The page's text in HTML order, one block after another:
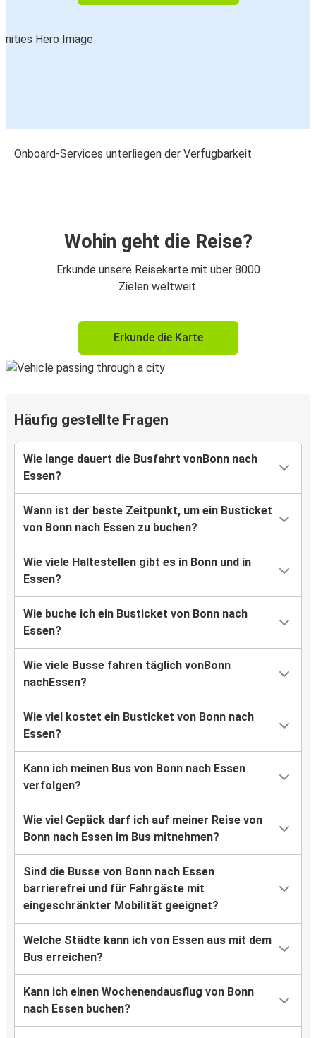
Onboard-Services unterliegen der Verfügbarkeit
Wohin geht die Reise?
Erkunde unsere Reisekarte mit über 8000
Zielen weltweit.
Erkunde die Karte
Häufig gestellte Fragen
Wie lange dauert die Busfahrt vonBonn nach
Essen?
Wann ist der beste Zeitpunkt, um ein Busticket
von Bonn nach Essen zu buchen?
Wie viele Haltestellen gibt es in Bonn und in
Essen?
Wie buche ich ein Busticket von Bonn nach
Essen?
Wie viele Busse fahren täglich vonBonn
nachEssen?
Wie viel kostet ein Busticket von Bonn nach
Essen?
Kann ich meinen Bus von Bonn nach Essen
verfolgen?
Wie viel Gepäck darf ich auf meiner Reise von
Bonn nach Essen im Bus mitnehmen?
Sind die Busse von Bonn nach Essen
barrierefrei und für Fahrgäste mit
eingeschränkter Mobilität geeignet?
Welche Städte kann ich von Essen aus mit dem
Bus erreichen?
Kann ich einen Wochenendausflug von Bonn
nach Essen buchen?